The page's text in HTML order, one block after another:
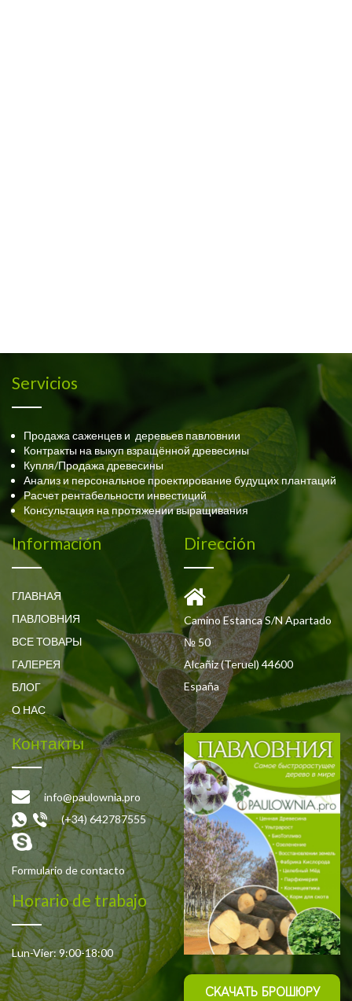
Servicios
Продажа саженцев и деревьев павловнии
Контракты на выкуп взращённой древесины
Купля/Продажа древесины
Анализ и персональное проектирование будущих плантаций
Расчет рентабельности инвестиций
Консультация на протяжении выращивания
Información
ГЛАВНАЯ
ПАВЛОВНИЯ
ВСЕ ТОВАРЫ
ГАЛЕРЕЯ
БЛОГ
О НАС
Dirección
Camino Estanca S/N Apartado
№ 50
Alcañiz (Teruel) 44600
España
Контакты
info@paulownia.pro
(+34) 642787555
Formulario de contacto
Horario de trabajo
Lun-Vier: 9:00-18:00
СКАЧАТЬ БРОШЮРУ